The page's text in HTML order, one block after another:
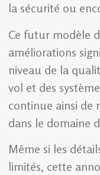
la sécurité ou
Ce futur modèle
améliorations
niveau de la
vol et des
continue ainsi de
dans le domaine
Même si les
limités, cette